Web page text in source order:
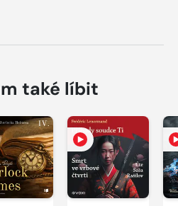
také líbit